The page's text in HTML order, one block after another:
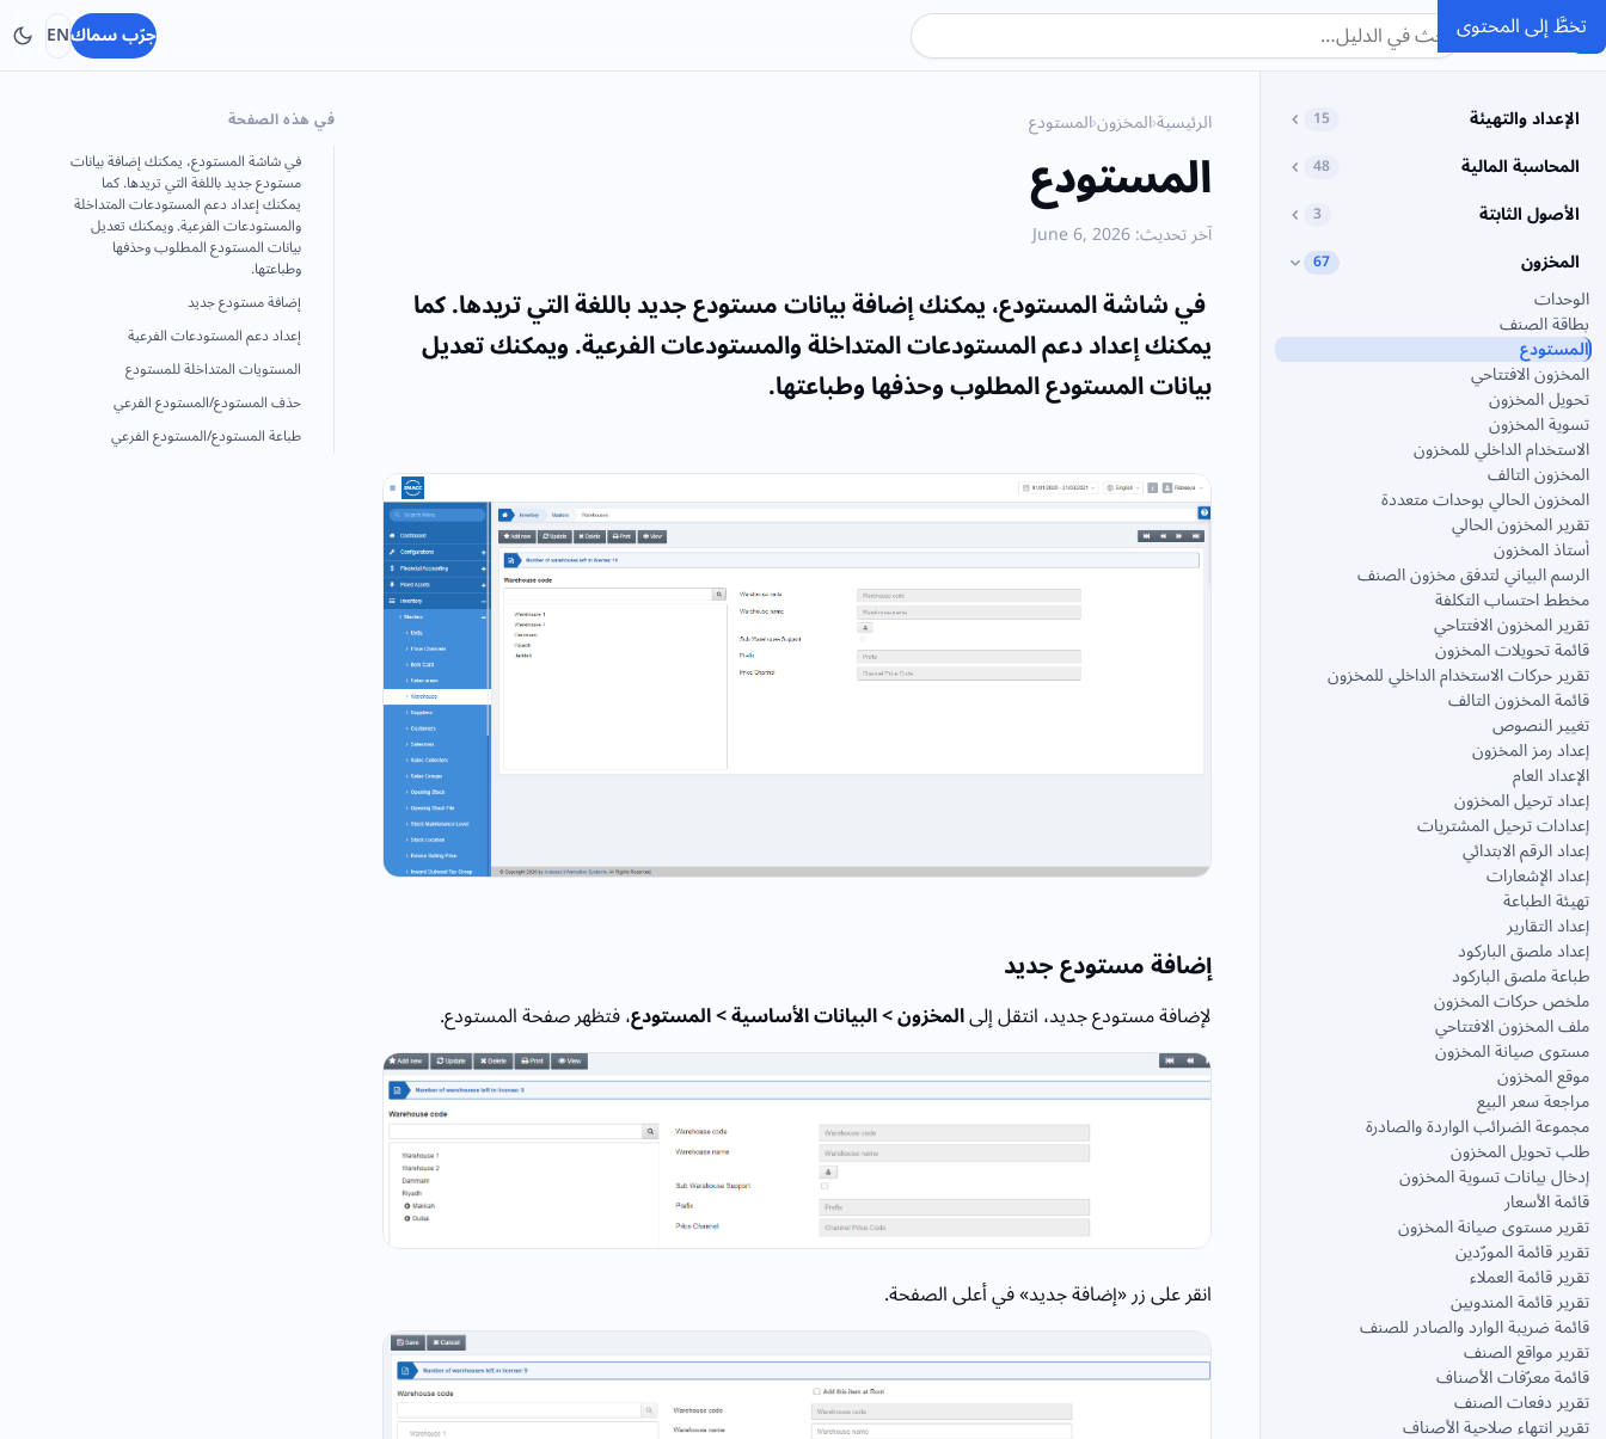
تخطَّ إلى المحتوى
SMACCالدليل جرّب سماكEN
الإعداد والتهيئة 15
المحاسبة المالية 48
الأصول الثابتة 3
المخزون 67
الوحدات
بطاقة الصنف
المستودع
المخزون الافتتاحي
تحويل المخزون
تسوية المخزون
الاستخدام الداخلي للمخزون
المخزون التالف
المخزون الحالي بوحدات متعددة
تقرير المخزون الحالي
أستاذ المخزون
الرسم البياني لتدفق مخزون الصنف
مخطط احتساب التكلفة
تقرير المخزون الافتتاحي
قائمة تحويلات المخزون
تقرير حركات الاستخدام الداخلي للمخزون
قائمة المخزون التالف
تغيير النصوص
إعداد رمز المخزون
الإعداد العام
إعداد ترحيل المخزون
إعدادات ترحيل المشتريات
إعداد الرقم الابتدائي
إعداد الإشعارات
تهيئة الطباعة
إعداد التقارير
إعداد ملصق الباركود
طباعة ملصق الباركود
ملخص حركات المخزون
ملف المخزون الافتتاحي
مستوى صيانة المخزون
موقع المخزون
مراجعة سعر البيع
مجموعة الضرائب الواردة والصادرة
طلب تحويل المخزون
إدخال بيانات تسوية المخزون
قائمة الأسعار
تقرير مستوى صيانة المخزون
تقرير قائمة المورّدين
تقرير قائمة العملاء
تقرير قائمة المندوبين
قائمة ضريبة الوارد والصادر للصنف
تقرير مواقع الصنف
قائمة معرّفات الأصناف
تقرير دفعات الصنف
تقرير انتهاء صلاحية الأصناف
الرئيسية›المخزون›المستودع
المستودع
آخر تحديث: June 6, 2026
في شاشة المستودع، يمكنك إضافة بيانات مستودع جديد باللغة التي تريدها. كما
يمكنك إعداد دعم المستودعات المتداخلة والمستودعات الفرعية. ويمكنك تعديل
بيانات المستودع المطلوب وحذفها وطباعتها.
إضافة مستودع جديد
لإضافة مستودع جديد، انتقل إلىالمخزون > البيانات الأساسية > المستودع، فتظهر صفحة المستودع.
انقر على زر «إضافة جديد» في أعلى الصفحة.
في هذه الصفحة
في شاشة المستودع، يمكنك إضافة بيانات
مستودع جديد باللغة التي تريدها. كما
يمكنك إعداد دعم المستودعات المتداخلة
والمستودعات الفرعية. ويمكنك تعديل
بيانات المستودع المطلوب وحذفها
وطباعتها.
إضافة مستودع جديد
إعداد دعم المستودعات الفرعية
المستويات المتداخلة للمستودع
حذف المستودع/المستودع الفرعي
طباعة المستودع/المستودع الفرعي